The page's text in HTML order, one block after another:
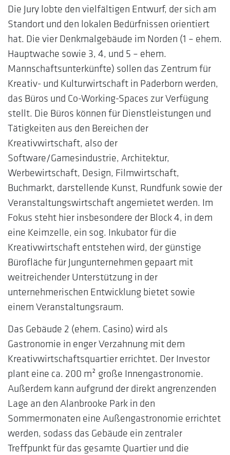
Die Jury lobte den vielfältigen Entwurf, der sich am
Standort und den lokalen Bedürfnissen orientiert
hat. Die vier Denkmalgebäude im Norden (1 – ehem.
Hauptwache sowie 3, 4, und 5 – ehem.
Mannschaftsunterkünfte) sollen das Zentrum für
Kreativ- und Kulturwirtschaft in Paderborn werden,
das Büros und Co-Working-Spaces zur Verfügung
stellt. Die Büros können für Dienstleistungen und
Tätigkeiten aus den Bereichen der
Kreativwirtschaft, also der
Software/Gamesindustrie, Architektur,
Werbewirtschaft, Design, Filmwirtschaft,
Buchmarkt, darstellende Kunst, Rundfunk sowie der
Veranstaltungswirtschaft angemietet werden. Im
Fokus steht hier insbesondere der Block 4, in dem
eine Keimzelle, ein sog. Inkubator für die
Kreativwirtschaft entstehen wird, der günstige
Bürofläche für Jungunternehmen gepaart mit
weitreichender Unterstützung in der
unternehmerischen Entwicklung bietet sowie
einem Veranstaltungsraum.
Das Gebäude 2 (ehem. Casino) wird als
Gastronomie in enger Verzahnung mit dem
Kreativwirtschaftsquartier errichtet. Der Investor
plant eine ca. 200 m² große Innengastronomie.
Außerdem kann aufgrund der direkt angrenzenden
Lage an den Alanbrooke Park in den
Sommermonaten eine Außengastronomie errichtet
werden, sodass das Gebäude ein zentraler
Treffpunkt für das gesamte Quartier und die